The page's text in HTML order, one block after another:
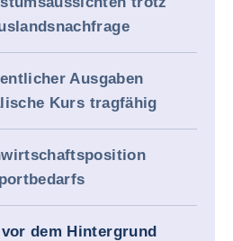
Ausgaben
Kurs tragfähig
dem Hintergrund